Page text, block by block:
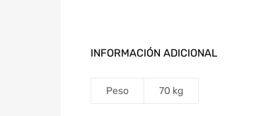
INFORMACIÓN ADICIONAL
Peso 70 kg